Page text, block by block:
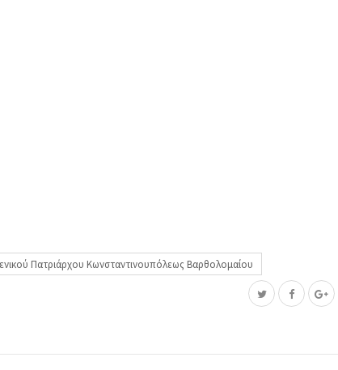
Πατριάρχου Κωνσταντινουπόλεως Βαρθολομαίου